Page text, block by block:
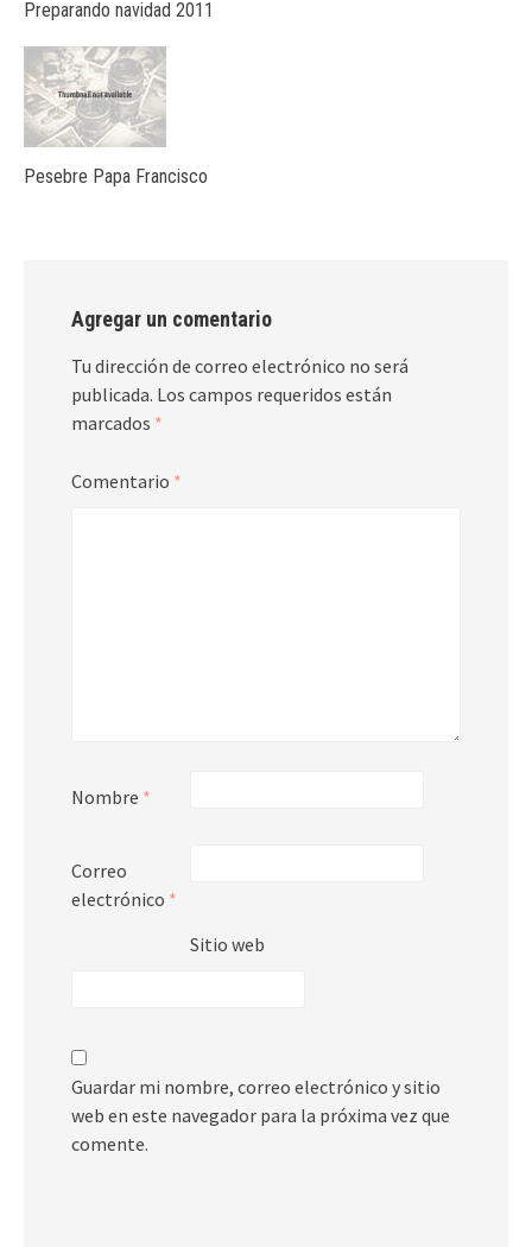
Preparando navidad 2011
Pesebre Papa Francisco
Agregar un comentario
Tu dirección de correo electrónico no será
publicada. Los campos requeridos están
marcados *
Comentario *
Nombre *
Correo
electrónico *
Sitio web
Guardar mi nombre, correo electrónico y sitio
web en este navegador para la próxima vez que
comente.